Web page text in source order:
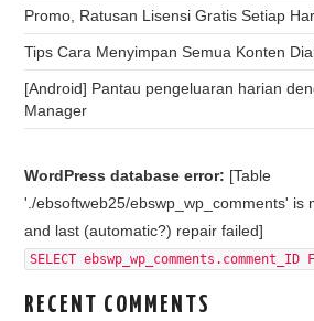
Promo, Ratusan Lisensi Gratis Setiap
Tips Cara Menyimpan Semua Konten
[Android] Pantau pengeluaran harian
Manager
WordPress database error: [Table
'./ebsoftweb25/ebswp_wp_comments' is
and last (automatic?) repair failed]
SELECT
RECENT COMMENTS